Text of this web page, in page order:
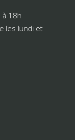
18h
les lundi et